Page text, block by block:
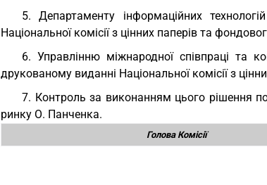
5. Департаменту інформаційних
Національної комісії з цінних паперів та
6. Управлінню міжнародної співпраці та
друкованому виданні Національної комісії з
7. Контроль за виконанням цього рішення
ринку О. Панченка.
Голова Комісії